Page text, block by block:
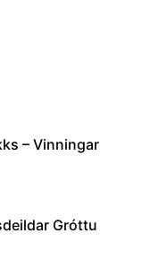
– Vinningar
Gróttu